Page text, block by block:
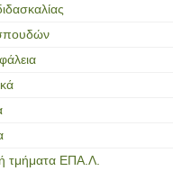
τμήματα ΕΠΑ.Λ.